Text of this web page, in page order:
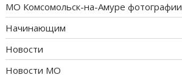
МО Комсомольск-на-Амуре фотографии
Начинающим
Новости
Новости МО